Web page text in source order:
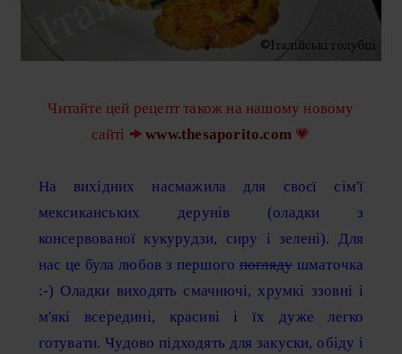
Читайте цей рецепт також на нашому новому
сайті 🠞www.thesaporito.com 💗
На вихідних насмажила для своєї сім'ї
мексиканських дерунів (оладки з
консервованої кукурудзи, сиру і зелені). Для
нас це була любов з першого погляду шматочка
:-) Оладки виходять смачнючі, хрумкі ззовні і
м'які всередині, красиві і їх дуже легко
готувати. Чудово підходять для закуски, обіду і